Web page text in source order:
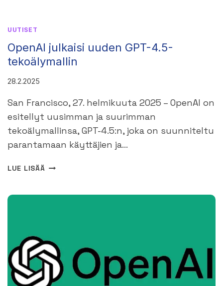
UUTISET
OpenAI julkaisi uuden GPT-4.5-
tekoälymallin
28.2.2025
San Francisco, 27. helmikuuta 2025 – OpenAI on
esitellyt uusimman ja suurimman
tekoälymallinsa, GPT-4.5:n, joka on suunniteltu
parantamaan käyttäjien ja…
LUE LISÄÄ OPENAI